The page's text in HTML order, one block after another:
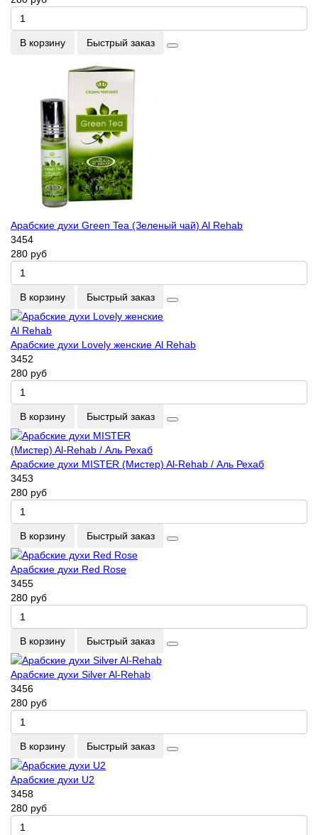
В корзину Быстрый заказ
Арабские духи Green Tea (Зеленый чай) Al Rehab
3454
280 руб
В корзину Быстрый заказ
Арабские духи Lovely женские Al Rehab
3452
280 руб
В корзину Быстрый заказ
Арабские духи MISTER (Мистер) Al-Rehab / Аль Рехаб
3453
280 руб
В корзину Быстрый заказ
Арабские духи Red Rose
3455
280 руб
В корзину Быстрый заказ
Арабские духи Silver Al-Rehab
3456
280 руб
В корзину Быстрый заказ
Арабские духи U2
3458
280 руб